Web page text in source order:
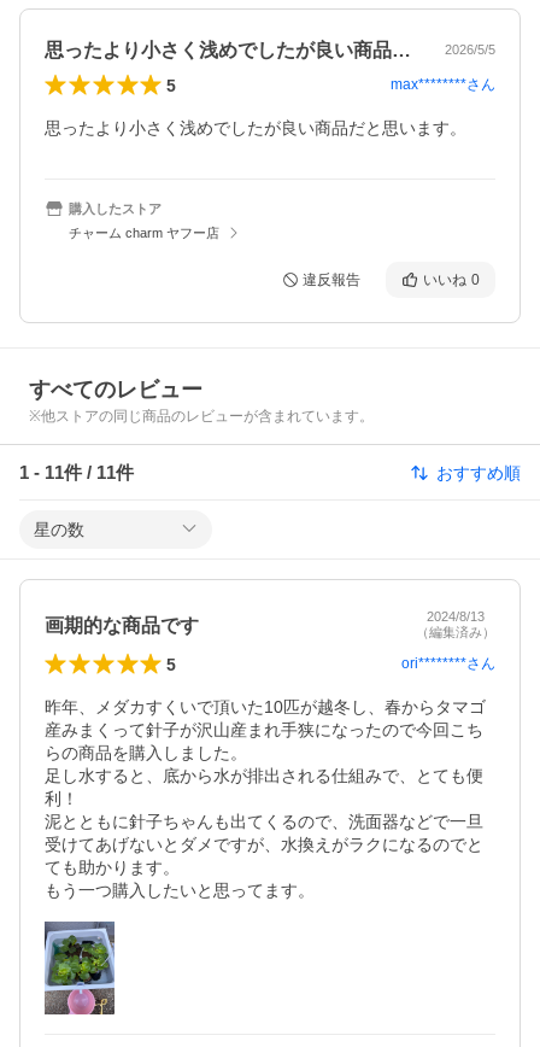
思ったより小さく浅めでしたが良い商品だ… 2026/5/5
5 max********さん
思ったより小さく浅めでしたが良い商品だと思います。
購入したストア
チャーム charm ヤフー店
違反報告 いいね 0
すべてのレビュー
※他ストアの同じ商品のレビューが含まれています。
1 - 11件 / 11件 おすすめ順
星の数
画期的な商品です
2024/8/13
（編集済み）
5 ori********さん
昨年、メダカすくいで頂いた10匹が越冬し、春からタマゴ
産みまくって針子が沢山産まれ手狭になったので今回こち
らの商品を購入しました。
足し水すると、底から水が排出される仕組みで、とても便
利！
泥とともに針子ちゃんも出てくるので、洗面器などで一旦
受けてあげないとダメですが、水換えがラクになるのでと
ても助かります。
もう一つ購入したいと思ってます。